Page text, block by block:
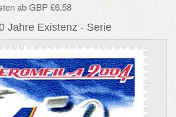
ab GBP £6.58
Jahre Existenz - Serie